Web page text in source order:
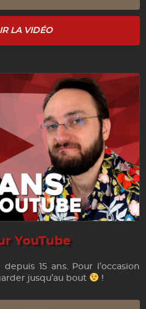
LA VIDÉO
YouTube
15 ans. Pour l’occasion
jusqu’au bout
!